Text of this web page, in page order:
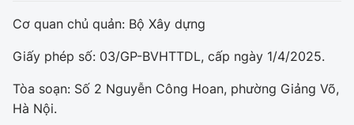
Cơ quan chủ quản: Bộ Xây dựng
Giấy phép số: 03/GP-BVHTTDL, cấp ngày 1/4/2025.
Tòa soạn: Số 2 Nguyễn Công Hoan, phường Giảng Võ,
Hà Nội.